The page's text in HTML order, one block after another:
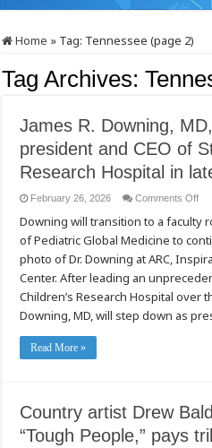
Home » Tag: Tennessee (page 2)
Tag Archives:
James R. Downing,
president and CEO of
Research Hospital in
February 26, 2026 Comments Offon
R.
as
Downing will transition to a faculty
of Pediatric Global Medicine to
photo of Dr. Downing at ARC,
Center. After leading an
Children’s Research Hospital over
Downing, MD, will step down as
Read More »
Country artist Drew
“Tough People,” pays